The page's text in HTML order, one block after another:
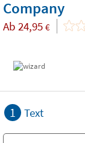
Company
Ab 24,95 €
1 Text